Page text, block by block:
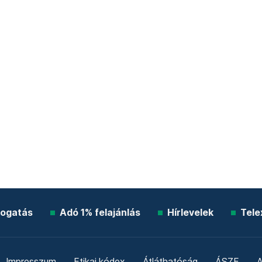
Adó 1% felajánlás Hírlevelek